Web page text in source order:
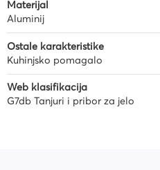
Materijal
Aluminij
Ostale karakteristike
Kuhinjsko pomagalo
Web klasifikacija
G7db Tanjuri i pribor za jelo